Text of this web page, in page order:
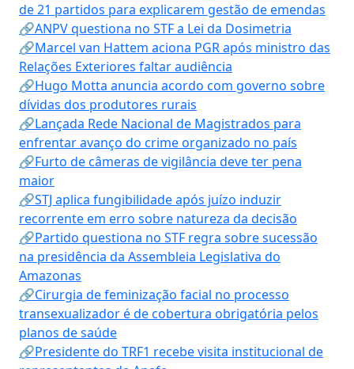
de 21 partidos para explicarem gestão de emendas
🔗ANPV questiona no STF a Lei da Dosimetria
🔗Marcel van Hattem aciona PGR após ministro das
Relações Exteriores faltar audiência
🔗Hugo Motta anuncia acordo com governo sobre
dívidas dos produtores rurais
🔗Lançada Rede Nacional de Magistrados para
enfrentar avanço do crime organizado no país
🔗Furto de câmeras de vigilância deve ter pena
maior
🔗STJ aplica fungibilidade após juízo induzir
recorrente em erro sobre natureza da decisão
🔗Partido questiona no STF regra sobre sucessão
na presidência da Assembleia Legislativa do
Amazonas
🔗Cirurgia de feminização facial no processo
transexualizador é de cobertura obrigatória pelos
planos de saúde
🔗Presidente do TRF1 recebe visita institucional de